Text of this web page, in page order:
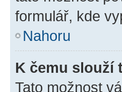
formulář, kde
Nahoru
K čemu slouží
Tato možnost